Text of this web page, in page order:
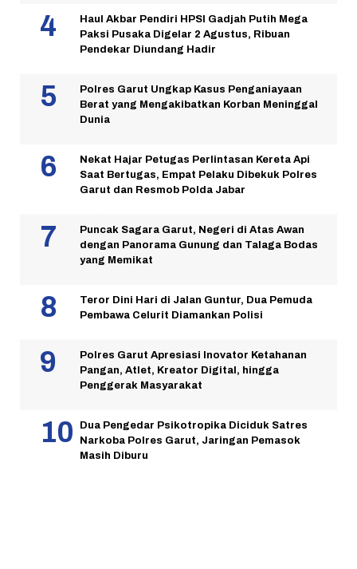
Haul Akbar Pendiri HPSI Gadjah Putih Mega
Paksi Pusaka Digelar 2 Agustus, Ribuan
Pendekar Diundang Hadir
Polres Garut Ungkap Kasus Penganiayaan
Berat yang Mengakibatkan Korban Meninggal
Dunia
Nekat Hajar Petugas Perlintasan Kereta Api
Saat Bertugas, Empat Pelaku Dibekuk Polres
Garut dan Resmob Polda Jabar
Puncak Sagara Garut, Negeri di Atas Awan
dengan Panorama Gunung dan Talaga Bodas
yang Memikat
Teror Dini Hari di Jalan Guntur, Dua Pemuda
Pembawa Celurit Diamankan Polisi
Polres Garut Apresiasi Inovator Ketahanan
Pangan, Atlet, Kreator Digital, hingga
Penggerak Masyarakat
Dua Pengedar Psikotropika Diciduk Satres
Narkoba Polres Garut, Jaringan Pemasok
Masih Diburu